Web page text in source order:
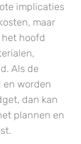
implicaties
maar
hoofd
Als de
en worden
dan kan
plannen en